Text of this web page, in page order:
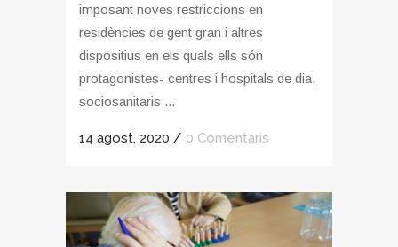
imposant noves restriccions en
residències de gent gran i altres
dispositius en els quals ells són
protagonistes- centres i hospitals de dia,
sociosanitaris ...
14 agost, 2020 / 0 Comentaris